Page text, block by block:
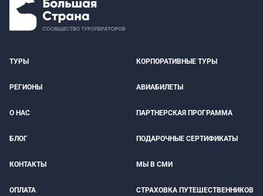
ТУРЫ КОРПОРАТИВНЫЕ ТУРЫ
РЕГИОНЫ АВИАБИЛЕТЫ
О НАС ПАРТНЕРСКАЯ ПРОГРАММА
БЛОГ ПОДАРОЧНЫЕ СЕРТИФИКАТЫ
КОНТАКТЫ МЫ В СМИ
ОПЛАТА СТРАХОВКА ПУТЕШЕСТВЕННИКОВ